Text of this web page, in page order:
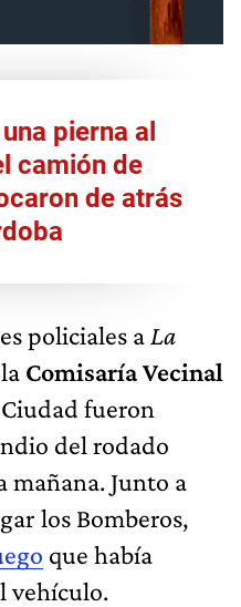
pierna al
camión de
de atrás
policiales a La
Comisaría Vecinal
fueron
del rodado
mañana. Junto a
los Bomberos,
que había
vehículo.